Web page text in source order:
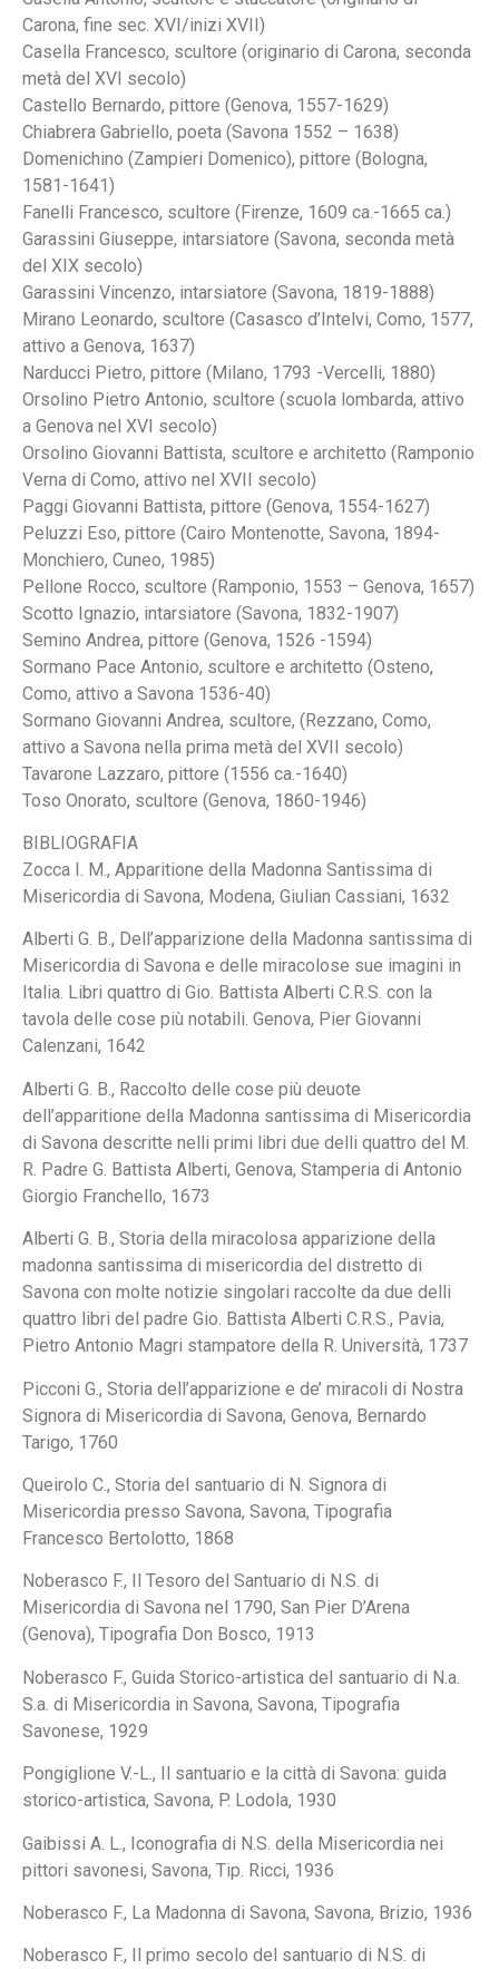
Carona, fine sec. XVI/inizi XVII)
Casella Francesco, scultore (originario di Carona, seconda
metà del XVI secolo)
Castello Bernardo, pittore (Genova, 1557-1629)
Chiabrera Gabriello, poeta (Savona 1552 – 1638)
Domenichino (Zampieri Domenico), pittore (Bologna,
1581-1641)
Fanelli Francesco, scultore (Firenze, 1609 ca.-1665 ca.)
Garassini Giuseppe, intarsiatore (Savona, seconda metà
del XIX secolo)
Garassini Vincenzo, intarsiatore (Savona, 1819-1888)
Mirano Leonardo, scultore (Casasco d’Intelvi, Como, 1577,
attivo a Genova, 1637)
Narducci Pietro, pittore (Milano, 1793 -Vercelli, 1880)
Orsolino Pietro Antonio, scultore (scuola lombarda, attivo
a Genova nel XVI secolo)
Orsolino Giovanni Battista, scultore e architetto (Ramponio
Verna di Como, attivo nel XVII secolo)
Paggi Giovanni Battista, pittore (Genova, 1554-1627)
Peluzzi Eso, pittore (Cairo Montenotte, Savona, 1894-
Monchiero, Cuneo, 1985)
Pellone Rocco, scultore (Ramponio, 1553 – Genova, 1657)
Scotto Ignazio, intarsiatore (Savona, 1832-1907)
Semino Andrea, pittore (Genova, 1526 -1594)
Sormano Pace Antonio, scultore e architetto (Osteno,
Como, attivo a Savona 1536-40)
Sormano Giovanni Andrea, scultore, (Rezzano, Como,
attivo a Savona nella prima metà del XVII secolo)
Tavarone Lazzaro, pittore (1556 ca.-1640)
Toso Onorato, scultore (Genova, 1860-1946)
BIBLIOGRAFIA
Zocca I. M., Apparitione della Madonna Santissima di
Misericordia di Savona, Modena, Giulian Cassiani, 1632
Alberti G. B., Dell’apparizione della Madonna santissima di
Misericordia di Savona e delle miracolose sue imagini in
Italia. Libri quattro di Gio. Battista Alberti C.R.S. con la
tavola delle cose più notabili. Genova, Pier Giovanni
Calenzani, 1642
Alberti G. B., Raccolto delle cose più deuote
dell’apparitione della Madonna santissima di Misericordia
di Savona descritte nelli primi libri due delli quattro del M.
R. Padre G. Battista Alberti, Genova, Stamperia di Antonio
Giorgio Franchello, 1673
Alberti G. B., Storia della miracolosa apparizione della
madonna santissima di misericordia del distretto di
Savona con molte notizie singolari raccolte da due delli
quattro libri del padre Gio. Battista Alberti C.R.S., Pavia,
Pietro Antonio Magri stampatore della R. Università, 1737
Picconi G., Storia dell’apparizione e de’ miracoli di Nostra
Signora di Misericordia di Savona, Genova, Bernardo
Tarigo, 1760
Queirolo C., Storia del santuario di N. Signora di
Misericordia presso Savona, Savona, Tipografia
Francesco Bertolotto, 1868
Noberasco F., Il Tesoro del Santuario di N.S. di
Misericordia di Savona nel 1790, San Pier D’Arena
(Genova), Tipografia Don Bosco, 1913
Noberasco F., Guida Storico-artistica del santuario di N.a.
S.a. di Misericordia in Savona, Savona, Tipografia
Savonese, 1929
Pongiglione V.-L., Il santuario e la città di Savona: guida
storico-artistica, Savona, P. Lodola, 1930
Gaibissi A. L., Iconografia di N.S. della Misericordia nei
pittori savonesi, Savona, Tip. Ricci, 1936
Noberasco F., La Madonna di Savona, Savona, Brizio, 1936
Noberasco F., Il primo secolo del santuario di N.S. di